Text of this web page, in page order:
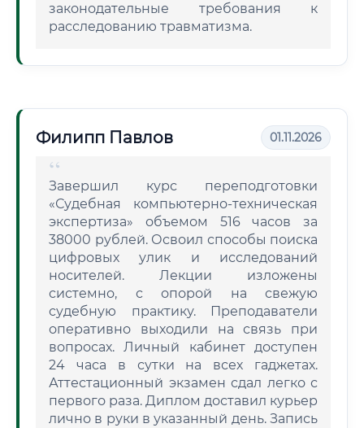
законодательные требования к
расследованию травматизма.
Филипп Павлов 01.11.2026
Завершил курс переподготовки
«Судебная компьютерно-техническая
экспертиза» объемом 516 часов за
38000 рублей. Освоил способы поиска
цифровых улик и исследований
носителей. Лекции изложены
системно, с опорой на свежую
судебную практику. Преподаватели
оперативно выходили на связь при
вопросах. Личный кабинет доступен
24 часа в сутки на всех гаджетах.
Аттестационный экзамен сдал легко с
первого раза. Диплом доставил курьер
лично в руки в указанный день. Запись